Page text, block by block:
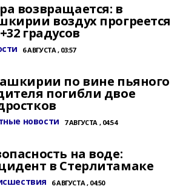
возвращается: в
воздух прогреется
градусов
6 АВГУСТА , 03:57
по вине пьяного
погибли двое
новости 7 АВГУСТА , 04:54
на воде:
в Стерлитамаке
6 АВГУСТА , 04:50